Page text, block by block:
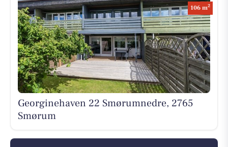
106 m2
Georginehaven 22 Smørumnedre, 2765
Smørum